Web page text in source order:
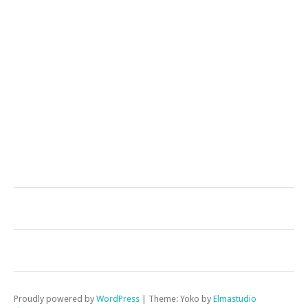
Proudly powered by WordPress | Theme: Yoko by Elmastudio